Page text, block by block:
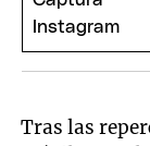
Tras las